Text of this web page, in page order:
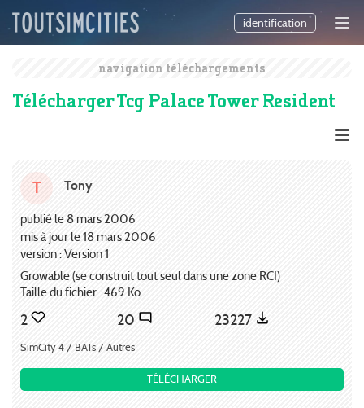
identification
navigation téléchargements
Télécharger Tcg Palace Tower Resident
T Tony
publié le 8 mars 2006
mis à jour le 18 mars 2006
version : Version 1
Growable (se construit tout seul dans une zone RCI)
Taille du fichier : 469 Ko
2 20 23227
SimCity 4 / BATs / Autres
TÉLÉCHARGER